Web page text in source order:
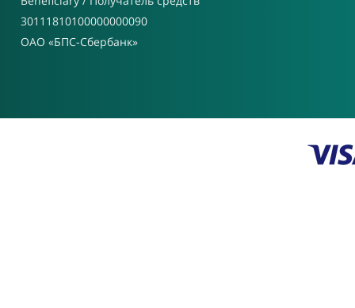
30111810100000000090
ОАО «БПС-Сбербанк»